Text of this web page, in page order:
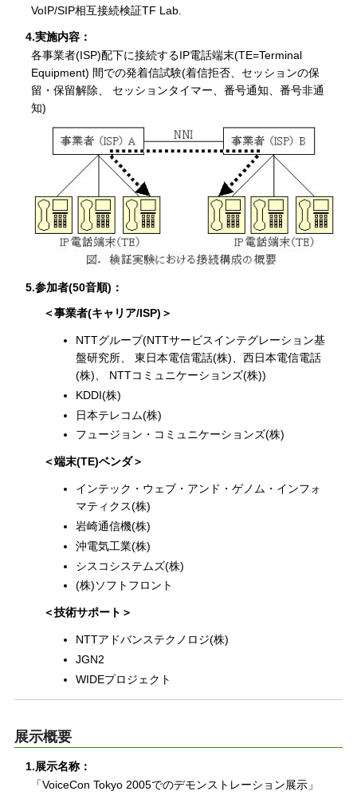
VoIP/SIP相互接続検証TF Lab.
4.実施内容：
各事業者(ISP)配下に接続するIP電話端末(TE=Terminal
Equipment) 間での発着信試験(着信拒否、セッションの保
留・保留解除、 セッションタイマー、番号通知、番号非通
知)
5.参加者(50音順)：
＜事業者(キャリア/ISP)＞
NTTグループ(NTTサービスインテグレーション基
盤研究所、 東日本電信電話(株)、西日本電信電話
(株)、 NTTコミュニケーションズ(株))
KDDI(株)
日本テレコム(株)
フュージョン・コミュニケーションズ(株)
＜端末(TE)ベンダ＞
インテック・ウェブ・アンド・ゲノム・インフォ
マティクス(株)
岩崎通信機(株)
沖電気工業(株)
シスコシステムズ(株)
(株)ソフトフロント
＜技術サポート＞
NTTアドバンステクノロジ(株)
JGN2
WIDEプロジェクト
展示概要
1.展示名称：
「VoiceCon Tokyo 2005でのデモンストレーション展示」